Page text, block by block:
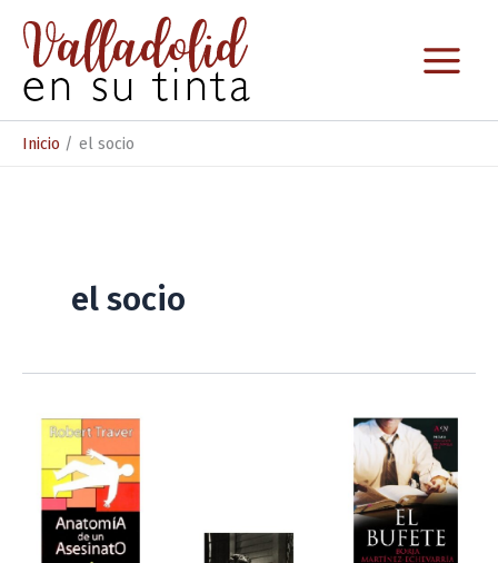
contenido
Inicio el socio
el socio